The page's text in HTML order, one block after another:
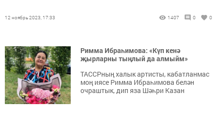
12 ноябрь 2023, 17:33 1407 0 0
Римма Ибраһимова: «Күп кенә
җырларны тыңлый да алмыйм»
ТАССРның халык артисты, кабатланмас
моң иясе Римма Ибраһимова белән
очраштык, дип яза Шәһри Казан